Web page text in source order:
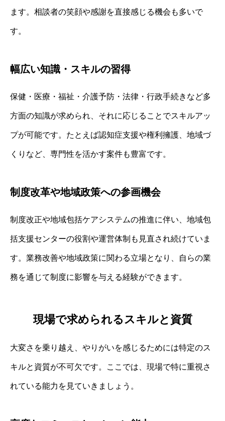
ます。相談者の笑顔や感謝を直接感じる機会も多いで
す。
幅広い知識・スキルの習得
保健・医療・福祉・介護予防・法律・行政手続きなど多
方面の知識が求められ、それに応じることでスキルアッ
プが可能です。たとえば認知症支援や権利擁護、地域づ
くりなど、専門性を活かす案件も豊富です。
制度改革や地域政策への参画機会
制度改正や地域包括ケアシステムの推進に伴い、地域包
括支援センターの役割や運営体制も見直され続けていま
す。業務改善や地域政策に関わる立場となり、自らの業
務を通じて制度に影響を与える経験ができます。
現場で求められるスキルと資質
大変さを乗り越え、やりがいを感じるためには特定のス
キルと資質が不可欠です。ここでは、現場で特に重視さ
れている能力を見ていきましょう。